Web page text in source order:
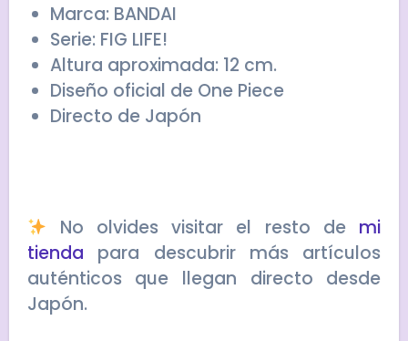
Marca: BANDAI
Serie: FIG LIFE!
Altura aproximada: 12 cm.
Diseño oficial de One Piece
Directo de Japón
No olvides visitar el resto de mi
tienda para descubrir más artículos
auténticos que llegan directo desde
Japón.